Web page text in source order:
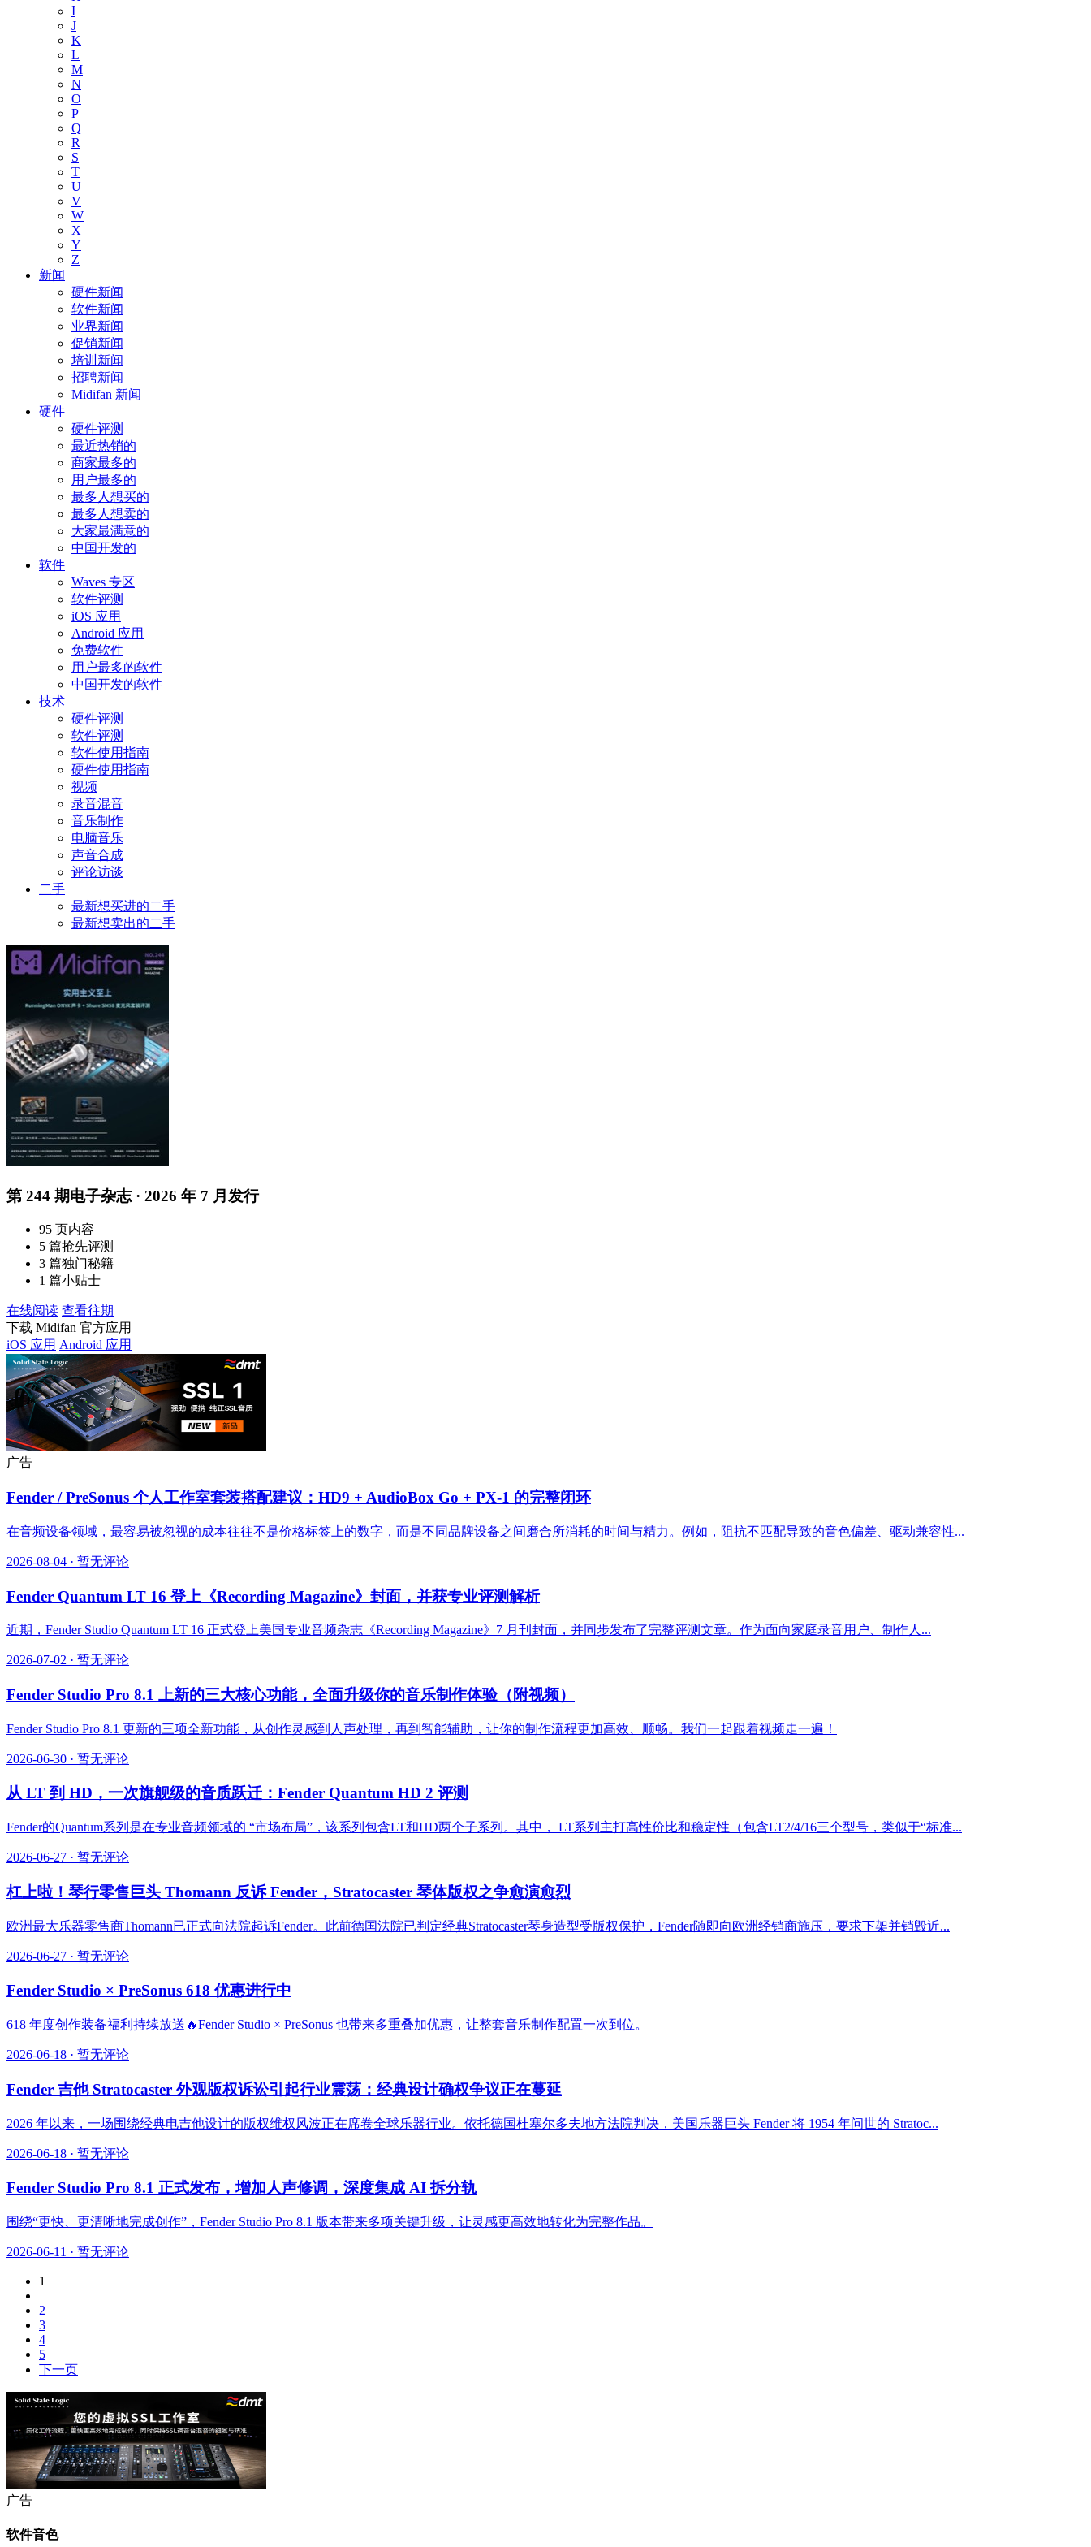
I
J
K
L
M
N
O
P
Q
R
S
T
U
V
W
X
Y
Z
新闻
硬件新闻
软件新闻
业界新闻
促销新闻
培训新闻
招聘新闻
Midifan 新闻
硬件
硬件评测
最近热销的
商家最多的
用户最多的
最多人想买的
最多人想卖的
大家最满意的
中国开发的
软件
Waves 专区
软件评测
iOS 应用
Android 应用
免费软件
用户最多的软件
中国开发的软件
技术
硬件评测
软件评测
软件使用指南
硬件使用指南
视频
录音混音
音乐制作
电脑音乐
声音合成
评论访谈
二手
最新想买进的二手
最新想卖出的二手
第 244 期电子杂志 · 2026 年 7 月发行
95 页内容
5 篇抢先评测
3 篇独门秘籍
1 篇小贴士
在线阅读 查看往期
下载 Midifan 官方应用
iOS 应用 Android 应用
广告
Fender / PreSonus 个人工作室套装搭配建议：HD9 + AudioBox Go + PX-1 的完整闭环
在音频设备领域，最容易被忽视的成本往往不是价格标签上的数字，而是不同品牌设备之间磨合所消耗的时间与精力。例如，阻抗不匹配导致的音色偏差、驱动兼容性...
2026-08-04 · 暂无评论
Fender Quantum LT 16 登上《Recording Magazine》封面，并获专业评测解析
近期，Fender Studio Quantum LT 16 正式登上美国专业音频杂志《Recording Magazine》7 月刊封面，并同步发布了完整评测文章。作为面向家庭录音用户、制作人...
2026-07-02 · 暂无评论
Fender Studio Pro 8.1 上新的三大核心功能，全面升级你的音乐制作体验（附视频）
Fender Studio Pro 8.1 更新的三项全新功能，从创作灵感到人声处理，再到智能辅助，让你的制作流程更加高效、顺畅。我们一起跟着视频走一遍！
2026-06-30 · 暂无评论
从 LT 到 HD，一次旗舰级的音质跃迁：Fender Quantum HD 2 评测
Fender的Quantum系列是在专业音频领域的 “市场布局”，该系列包含LT和HD两个子系列。其中， LT系列主打高性价比和稳定性（包含LT2/4/16三个型号，类似于“标准...
2026-06-27 · 暂无评论
杠上啦！琴行零售巨头 Thomann 反诉 Fender，Stratocaster 琴体版权之争愈演愈烈
欧洲最大乐器零售商Thomann已正式向法院起诉Fender。此前德国法院已判定经典Stratocaster琴身造型受版权保护，Fender随即向欧洲经销商施压，要求下架并销毁近...
2026-06-27 · 暂无评论
Fender Studio × PreSonus 618 优惠进行中
618 年度创作装备福利持续放送🔥Fender Studio × PreSonus 也带来多重叠加优惠，让整套音乐制作配置一次到位。
2026-06-18 · 暂无评论
Fender 吉他 Stratocaster 外观版权诉讼引起行业震荡：经典设计确权争议正在蔓延
2026 年以来，一场围绕经典电吉他设计的版权维权风波正在席卷全球乐器行业。依托德国杜塞尔多夫地方法院判决，美国乐器巨头 Fender 将 1954 年问世的 Stratoc...
2026-06-18 · 暂无评论
Fender Studio Pro 8.1 正式发布，增加人声修调，深度集成 AI 拆分轨
围绕“更快、更清晰地完成创作”，Fender Studio Pro 8.1 版本带来多项关键升级，让灵感更高效地转化为完整作品。
2026-06-11 · 暂无评论
1
2
3
4
5
下一页
广告
软件音色